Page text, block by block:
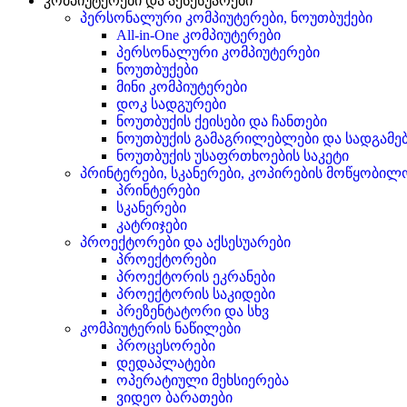
პერსონალური კომპიუტერები, ნოუთბუქები
All-in-One კომპიუტერები
პერსონალური კომპიუტერები
ნოუთბუქები
მინი კომპიუტერები
დოკ სადგურები
ნოუთბუქის ქეისები და ჩანთები
ნოუთბუქის გამაგრილებლები და
ნოუთბუქის უსაფრთხოების საკეტი
პრინტერები, სკანერები, კოპირების
პრინტერები
სკანერები
კატრიჯები
პროექტორები და აქსესუარები
პროექტორები
პროექტორის ეკრანები
პროექტორის საკიდები
პრეზენტატორი და სხვ
კომპიუტერის ნაწილები
პროცესორები
დედაპლატები
ოპერატიული მეხსიერება
ვიდეო ბარათები